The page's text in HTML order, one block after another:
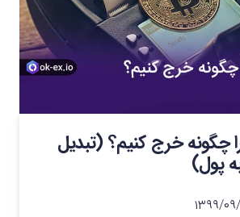
چگونه خرج کنیم؟ (تبدیل
پول)
۰۹/۱۸